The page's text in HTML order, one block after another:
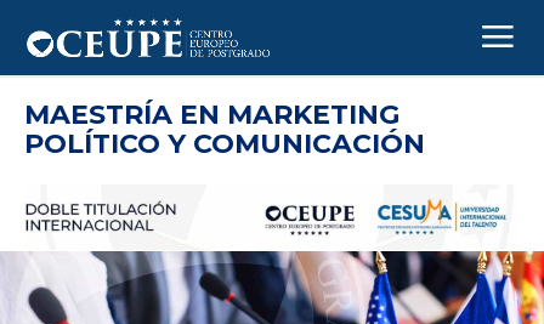
MAESTRÍA EN MARKETING
POLÍTICO Y COMUNICACIÓN